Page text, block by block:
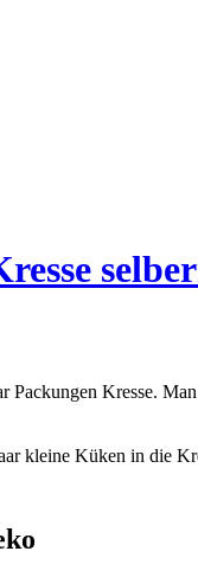
Packungen Kresse.
kleine Küken in die